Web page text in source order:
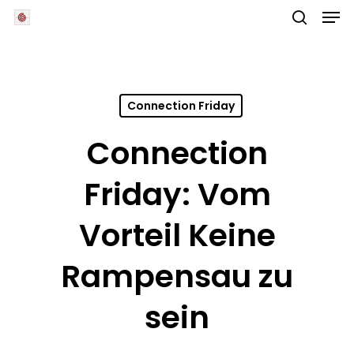
Skip
Connection Friday
Connection
Friday: Vom
Vorteil Keine
Rampensau zu
sein